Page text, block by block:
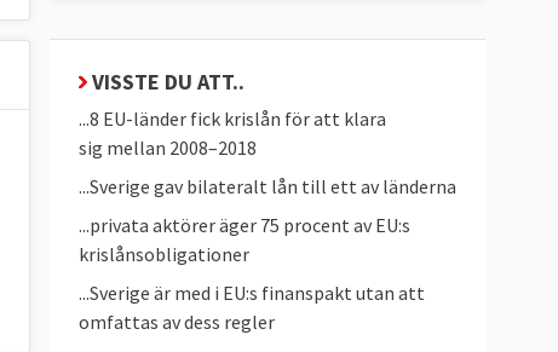
VISSTE DU ATT..
...8 EU-länder fick krislån för att klara
sig mellan 2008–2018
...Sverige gav bilateralt lån till ett av länderna
...privata aktörer äger 75 procent av EU:s
krislånsobligationer
...Sverige är med i EU:s finanspakt utan att
omfattas av dess regler